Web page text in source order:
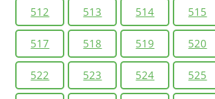
512 513 514 515
517 518 519 520
522 523 524 525